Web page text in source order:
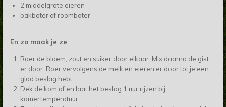
2 middelgrote eieren
bakboter of roomboter
En zo maak je ze
Roer de bloem, zout en suiker door elkaar. Mix daarna de gist
er door. Roer vervolgens de melk en eieren er door tot je een
glad beslag hebt.
Dek de kom af en laat het beslag 1 uur rijzen bij
kamertemperatuur.